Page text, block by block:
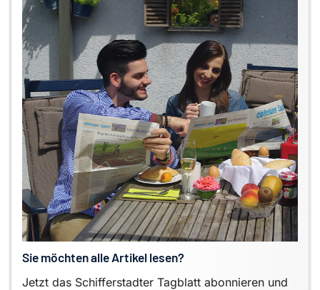
Sie möchten alle Artikel lesen?
Jetzt das Schifferstadter Tagblatt abonnieren und